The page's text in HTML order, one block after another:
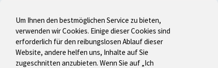
Um Ihnen den bestmöglichen Service zu bieten,
verwenden wir Cookies. Einige dieser Cookies sind
erforderlich für den reibungslosen Ablauf dieser
Website, andere helfen uns, Inhalte auf Sie
zugeschnitten anzubieten. Wenn Sie auf „Ich